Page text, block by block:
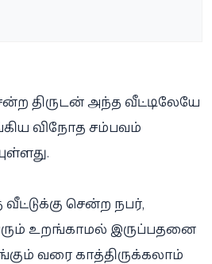
திருடன் அந்த வீட்டிலேயே
விநோத சம்பவம்
சென்ற நபர்,
உறங்காமல் இருப்பதனை
வரை காத்திருக்கலாம்